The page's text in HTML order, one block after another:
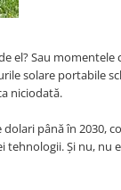
el? Sau momentele
solare portabile
niciodată.
până în 2030,
tehnologii. Și nu, nu